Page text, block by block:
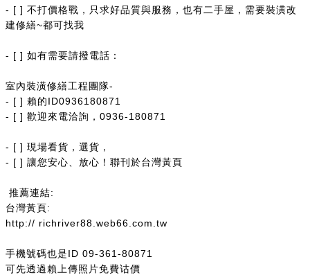
- [ ] 不打價格戰，只求好品質與服務，也有二手屋，需要裝潢改
建修繕~都可找我
- [ ] 如有需要請撥電話：
室內裝潢修繕工程團隊-
- [ ] 賴的ID0936180871
- [ ] 歡迎來電洽詢，0936-180871
- [ ] 現場看貨，選貨，
- [ ] 讓您安心、放心！聯刊於台灣黃頁
推薦連結:
台灣黃頁:
http:// richriver88.web66.com.tw
手機號碼也是ID 09-361-80871
可先透過賴上傳照片免費诂價